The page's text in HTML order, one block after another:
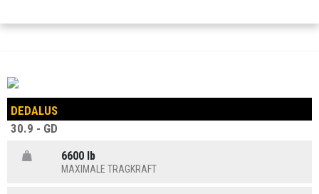
DEDALUS
30.9 - GD
6600 lb
MAXIMALE TRAGKRAFT